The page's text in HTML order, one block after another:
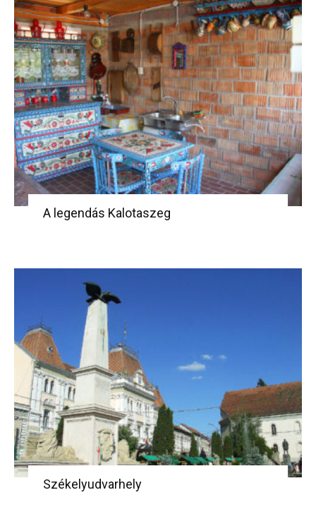
A legendás Kalotaszeg
Székelyudvarhely